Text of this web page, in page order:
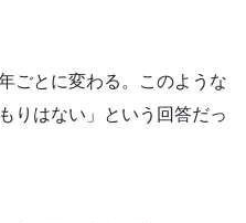
ごとに変わる。このような
りはない」という回答だっ